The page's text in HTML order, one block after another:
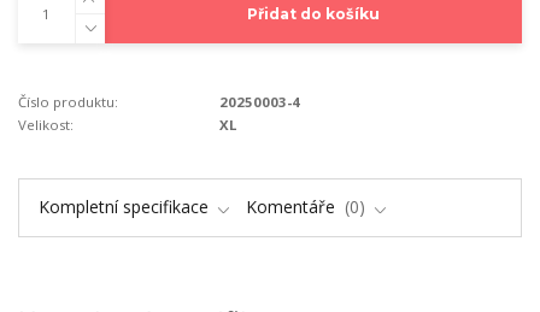
Přidat do košíku
Číslo produktu:
20250003-4
Velikost:
XL
Kompletní specifikace Komentáře 0